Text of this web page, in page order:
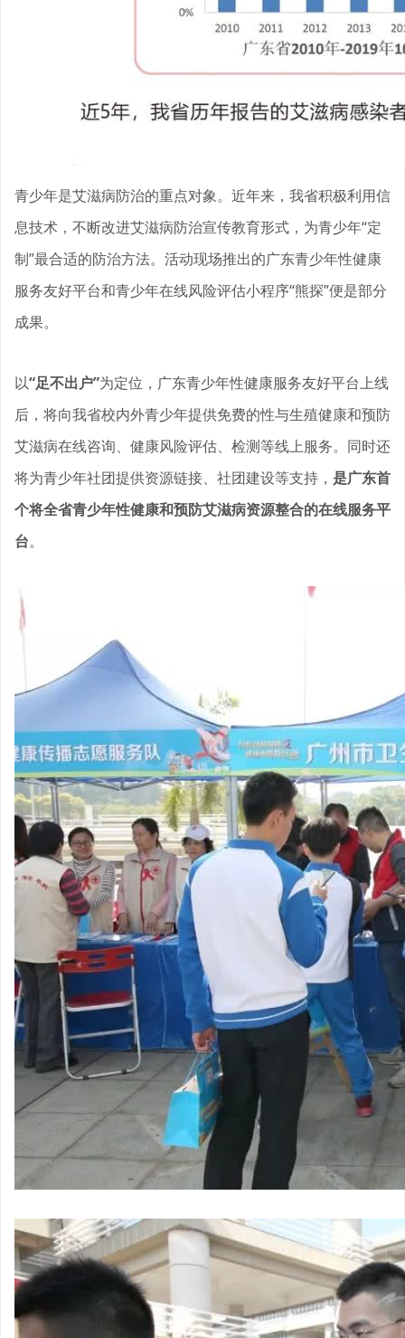
青少年是艾滋病防治的重点对象。近年来，我省积极利用信
息技术，不断改进艾滋病防治宣传教育形式，为青少年“定
制”最合适的防治方法。活动现场推出的广东青少年性健康
服务友好平台和青少年在线风险评估小程序“熊探”便是部分
成果。
以“足不出户”为定位，广东青少年性健康服务友好平台上线
后，将向我省校内外青少年提供免费的性与生殖健康和预防
艾滋病在线咨询、健康风险评估、检测等线上服务。同时还
将为青少年社团提供资源链接、社团建设等支持， 是广东首
个将全省青少年性健康和预防艾滋病资源整合的在线服务平
台。